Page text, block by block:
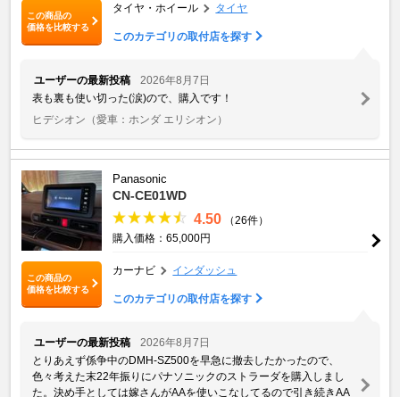
この商品の
価格を比較する
タイヤ・ホイール タイヤ
このカテゴリの取付店を探す
ユーザーの最新投稿
2026年8月7日
表も裏も使い切った(涙)ので、購入です！
ヒデシオン （愛車：ホンダ エリシオン）
この商品の
価格を比較する
Panasonic
CN-CE01WD
4.50
（26件）
購入価格：65,000円
カーナビ インダッシュ
このカテゴリの取付店を探す
ユーザーの最新投稿
2026年8月7日
とりあえず係争中のDMH-SZ500を早急に撤去したかったので、
色々考えた末22年振りにパナソニックのストラーダを購入しまし
た。決め手としては嫁さんがAAを使いこなしてるので引き続きAA